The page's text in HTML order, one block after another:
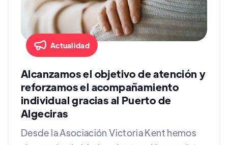
Actualidad
Alcanzamos el objetivo de atención y
reforzamos el acompañamiento
individual gracias al Puerto de
Algeciras
Desde la Asociación Victoria Kent hemos